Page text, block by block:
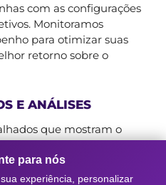
com as configurações
Monitoramos
para otimizar suas
retorno sobre o
E ANÁLISES
que mostram o
incluindo métricas-
conversões e ROI
para nós
experiência, personalizar